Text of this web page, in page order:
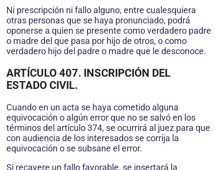
Ni prescripción ni fallo alguno, entre cualesquiera
otras personas que se haya pronunciado, podrá
oponerse a quien se presente como verdadero padre
o madre del que pasa por hijo de otros, o como
verdadero hijo del padre o madre que le desconoce.
ARTÍCULO 407. INSCRIPCIÓN DEL
ESTADO CIVIL.
Cuando en un acta se haya cometido alguna
equivocación o algún error que no se salvó en los
términos del artículo 374, se ocurrirá al juez para que
con audiencia de los interesados se corrija la
equivocación o se subsane el error.
Si recayere un fallo favorable, se insertará la